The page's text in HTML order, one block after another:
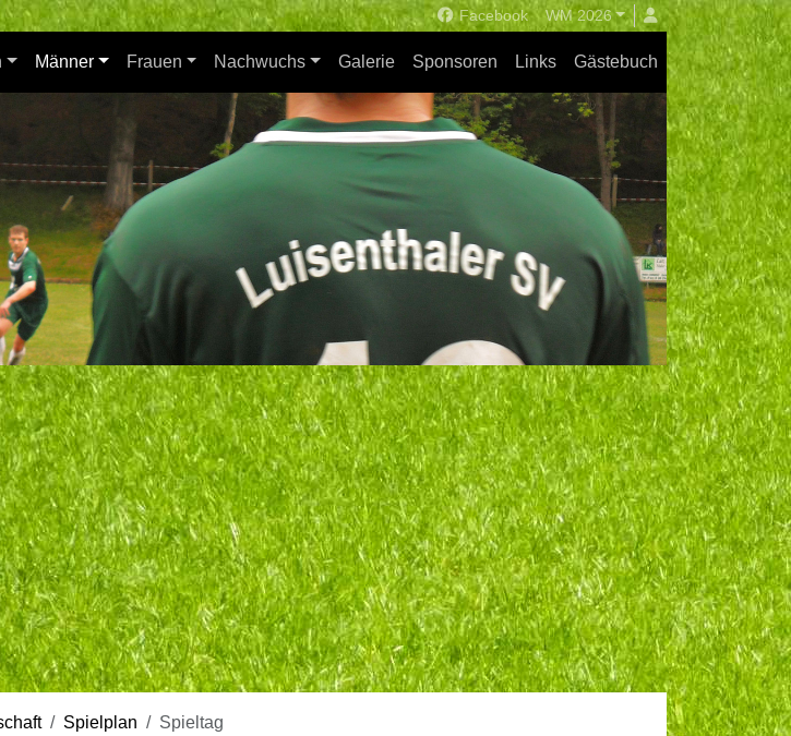
Facebook WM 2026
Männer Frauen Nachwuchs Galerie Sponsoren Links Gästebuch
Spielplan Spieltag